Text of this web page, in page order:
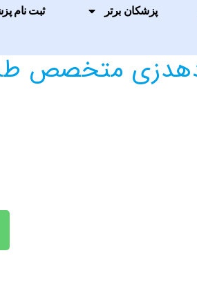
پزشکان برتر ثبت نام
دهدزی متخصص